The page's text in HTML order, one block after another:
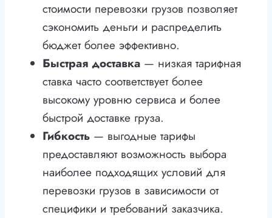
стоимости перевозки грузов позволяет
сэкономить деньги и распределить
бюджет более эффективно.
Быстрая доставка — низкая тарифная
ставка часто соответствует более
высокому уровню сервиса и более
быстрой доставке груза.
Гибкость — выгодные тарифы
предоставляют возможность выбора
наиболее подходящих условий для
перевозки грузов в зависимости от
специфики и требований заказчика.